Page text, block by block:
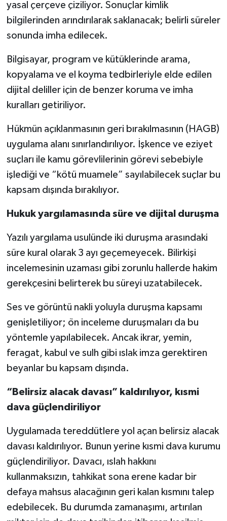
yasal çerçeve çiziliyor. Sonuçlar kimlik
bilgilerinden arındırılarak saklanacak; belirli süreler
sonunda imha edilecek.
Bilgisayar, program ve kütüklerinde arama,
kopyalama ve el koyma tedbirleriyle elde edilen
dijital deliller için de benzer koruma ve imha
kuralları getiriliyor.
Hükmün açıklanmasının geri bırakılmasının (HAGB)
uygulama alanı sınırlandırılıyor. İşkence ve eziyet
suçları ile kamu görevlilerinin görevi sebebiyle
işlediği ve “kötü muamele” sayılabilecek suçlar bu
kapsam dışında bırakılıyor.
Hukuk yargılamasında süre ve dijital duruşma
Yazılı yargılama usulünde iki duruşma arasındaki
süre kural olarak 3 ayı geçemeyecek. Bilirkişi
incelemesinin uzaması gibi zorunlu hallerde hakim
gerekçesini belirterek bu süreyi uzatabilecek.
Ses ve görüntü nakli yoluyla duruşma kapsamı
genişletiliyor; ön inceleme duruşmaları da bu
yöntemle yapılabilecek. Ancak ikrar, yemin,
feragat, kabul ve sulh gibi ıslak imza gerektiren
beyanlar bu kapsam dışında.
“Belirsiz alacak davası” kaldırılıyor, kısmi
dava güçlendiriliyor
Uygulamada tereddütlere yol açan belirsiz alacak
davası kaldırılıyor. Bunun yerine kısmi dava kurumu
güçlendiriliyor. Davacı, ıslah hakkını
kullanmaksızın, tahkikat sona erene kadar bir
defaya mahsus alacağının geri kalan kısmını talep
edebilecek. Bu durumda zamanaşımı, artırılan